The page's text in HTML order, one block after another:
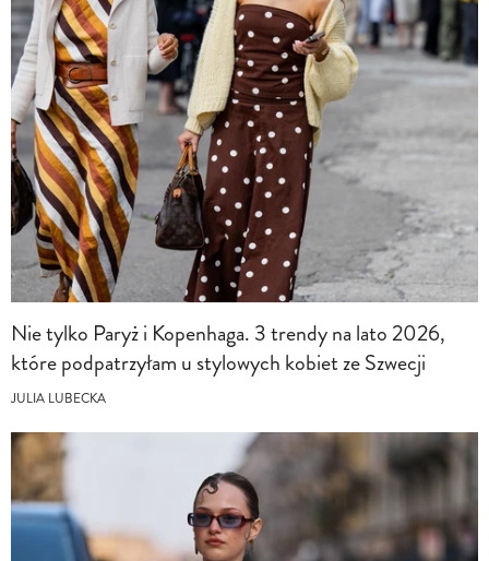
Nie tylko Paryż i Kopenhaga. 3 trendy na lato 2026,
które podpatrzyłam u stylowych kobiet ze Szwecji
JULIA LUBECKA